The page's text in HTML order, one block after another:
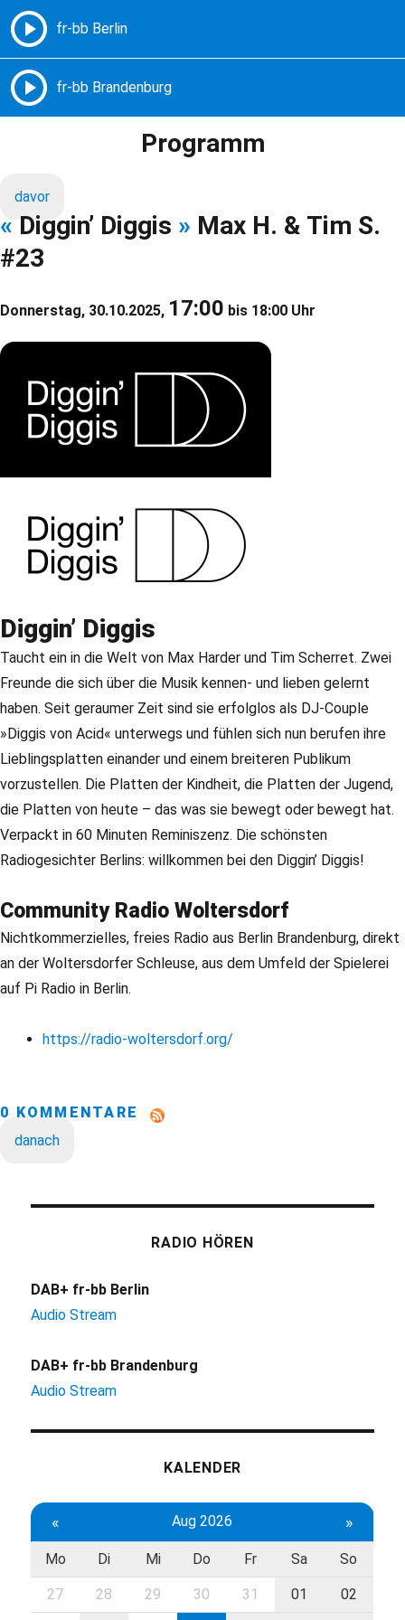
Freie Radios – Berlin Brandenburg
Programm
davor
« Diggin’ Diggis » Max H. & Tim S.
#23
Donnerstag, 30.10.2025, 17:00 bis 18:00 Uhr
Diggin’ Diggis
Taucht ein in die Welt von Max Harder und Tim Scherret. Zwei
Freunde die sich über die Musik kennen- und lieben gelernt
haben. Seit geraumer Zeit sind sie erfolglos als DJ-Couple
»Diggis von Acid« unterwegs und fühlen sich nun berufen ihre
Lieblingsplatten einander und einem breiteren Publikum
vorzustellen. Die Platten der Kindheit, die Platten der Jugend,
die Platten von heute – das was sie bewegt oder bewegt hat.
Verpackt in 60 Minuten Reminiszenz. Die schönsten
Radiogesichter Berlins: willkommen bei den Diggin’ Diggis!
Community Radio Woltersdorf
Nichtkommerzielles, freies Radio aus Berlin Brandenburg, direkt
an der Woltersdorfer Schleuse, aus dem Umfeld der Spielerei
auf Pi Radio in Berlin.
https://radio-woltersdorf.org/
0 KOMMENTARE
danach
RADIO HÖREN
DAB+ fr-bb Berlin
Audio Stream
DAB+ fr-bb Brandenburg
Audio Stream
KALENDER
« Aug 2026 »
Mo Di Mi Do Fr Sa So
27 28 29 30 31 01 02